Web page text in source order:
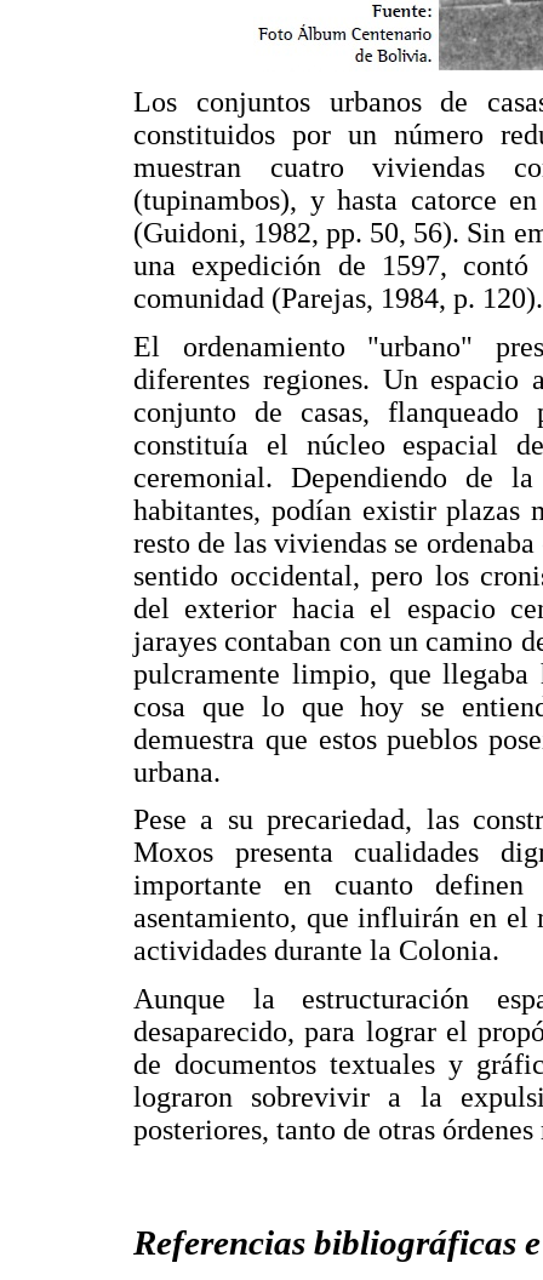
Los conjuntos urbanos de
constituidos por un número
muestran cuatro viviendas
(tupinambos), y hasta catorce
(Guidoni, 1982, pp. 50, 56). Sin
una expedición de 1597,
comunidad (Parejas, 1984, p. 120).
El ordenamiento "urbano"
diferentes regiones. Un
conjunto de casas,
constituía el núcleo espacial
ceremonial. Dependiendo de
habitantes, podían existir plazas
resto de las viviendas se
sentido occidental, pero los
del exterior hacia el espacio
jarayes contaban con un camino
pulcramente limpio, que
cosa que lo que hoy se
demuestra que estos pueblos
urbana.
Pese a su precariedad, las
Moxos presenta cualidades
importante en cuanto definen
asentamiento, que influirán en el
actividades durante la Colonia.
Aunque la estructuración
desaparecido, para lograr el
de documentos textuales y
lograron sobrevivir a la
posteriores, tanto de otras
Referencias bibliográficas